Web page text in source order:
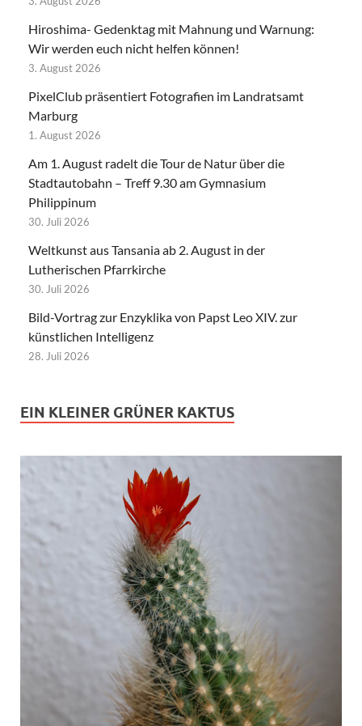
Hiroshima- Gedenktag mit Mahnung und Warnung:
Wir werden euch nicht helfen können!
3. August 2026
PixelClub präsentiert Fotografien im Landratsamt
Marburg
1. August 2026
Am 1. August radelt die Tour de Natur über die
Stadtautobahn – Treff 9.30 am Gymnasium
Philippinum
30. Juli 2026
Weltkunst aus Tansania ab 2. August in der
Lutherischen Pfarrkirche
30. Juli 2026
Bild-Vortrag zur Enzyklika von Papst Leo XIV. zur
künstlichen Intelligenz
28. Juli 2026
EIN KLEINER GRÜNER KAKTUS